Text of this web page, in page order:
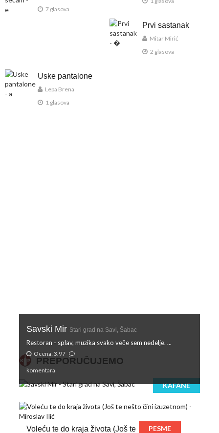
7 glasova
Prvi sastanak
Mitar Mirić
2 glasova
Uske pantalone
Lepa Brena
1 glasova
PREPORUČUJEMO
KAFANE
Savski Mir Stari grad na Savi, Šabac
Restoran - splav, muzika svako veče sem nedelje. ...
Ocena: 3.97
komentara
Voleću te do kraja života (Još te
PESME